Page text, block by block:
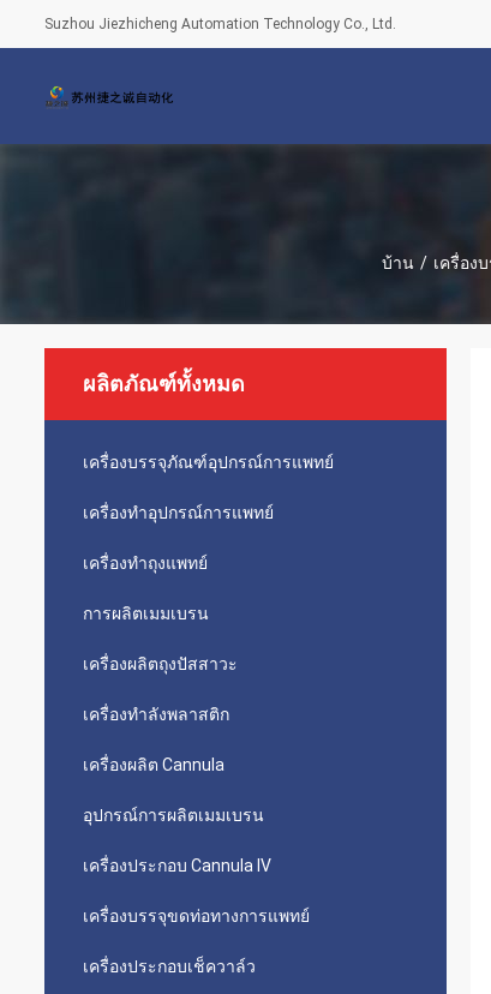
Suzhou Jiezhicheng Automation Technology Co., Ltd.
บ้าน / เครื่อง
ผลิตภัณฑ์ทั้งหมด
เครื่องบรรจุภัณฑ์อุปกรณ์การแพทย์
เครื่องทำอุปกรณ์การแพทย์
เครื่องทำถุงแพทย์
การผลิตเมมเบรน
เครื่องผลิตถุงปัสสาวะ
เครื่องทำลังพลาสติก
เครื่องผลิต Cannula
อุปกรณ์การผลิตเมมเบรน
เครื่องประกอบ Cannula IV
เครื่องบรรจุขดท่อทางการแพทย์
เครื่องประกอบเช็ควาล์ว